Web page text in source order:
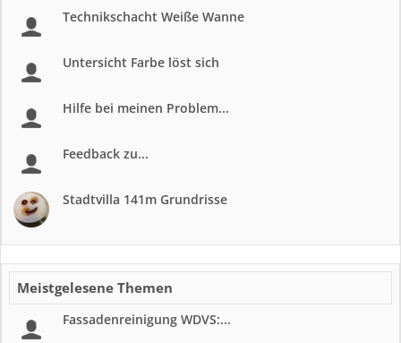
Technikschacht Weiße Wanne
Untersicht Farbe löst sich
Hilfe bei meinen Problem...
Feedback zu...
Stadtvilla 141m Grundrisse
Meistgelesene Themen
Fassadenreinigung WDVS:...